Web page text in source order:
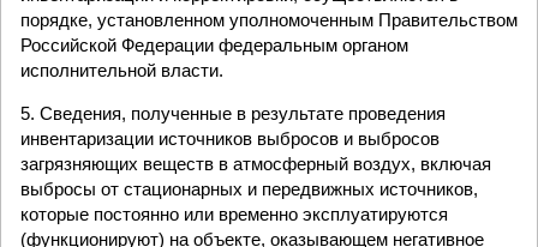
порядке, установленном уполномоченным Правительством
Российской Федерации федеральным органом
исполнительной власти.
5. Сведения, полученные в результате проведения
инвентаризации источников выбросов и выбросов
загрязняющих веществ в атмосферный воздух, включая
выбросы от стационарных и передвижных источников,
которые постоянно или временно эксплуатируются
(функционируют) на объекте, оказывающем негативное